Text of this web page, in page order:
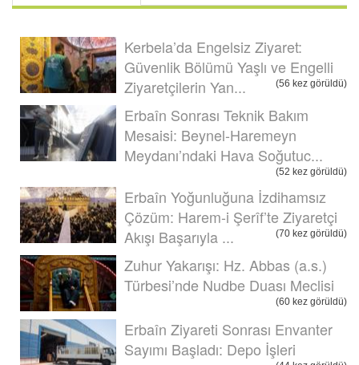
Kerbela’da Engelsiz Ziyaret:
Güvenlik Bölümü Yaşlı ve Engelli
Ziyaretçilerin Yan...
(56 kez görüldü)
Erbaîn Sonrası Teknik Bakım
Mesaisi: Beynel-Haremeyn
Meydanı’ndaki Hava Soğutuc...
(52 kez görüldü)
Erbaîn Yoğunluğuna İzdihamsız
Çözüm: Harem-i Şerîf’te Ziyaretçi
Akışı Başarıyla ...
(70 kez görüldü)
Zuhur Yakarışı: Hz. Abbas (a.s.)
Türbesi’nde Nudbe Duası Meclisi
(60 kez görüldü)
Erbaîn Ziyareti Sonrası Envanter
Sayımı Başladı: Depo İşleri